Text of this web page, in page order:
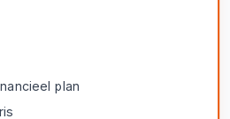
plan